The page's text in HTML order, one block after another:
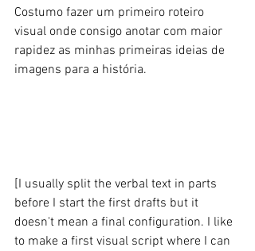
Costumo fazer um primeiro roteiro
visual onde consigo anotar com maior
rapidez as minhas primeiras ideias de
imagens para a história.
[I usually split the verbal text in parts
before I start the first drafts but it
doesn't mean a final configuration. I like
to make a first visual script where I can